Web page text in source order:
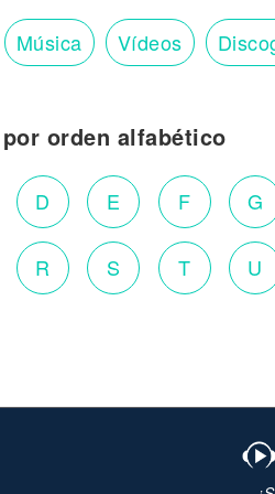
Música Vídeos
orden alfabético
D E F G
R S T U